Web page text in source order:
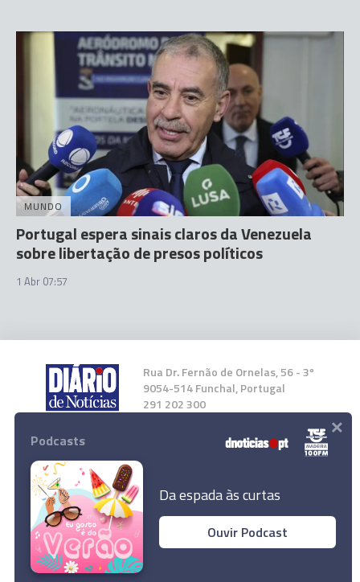
MUNDO
Portugal espera sinais claros da Venezuela
sobre libertação de presos políticos
1 Abr 07:57
Rua Dr. Fernão de Ornelas, 56 - 3º
9054-514 Funchal, Portugal
291 202 300
Instale a nossa App
© 2026 Empresa Diário de Notícias, Lda.
Todos os direitos reservados.
Podcasts
Da espada às curtas
Ouvir Podcast
×